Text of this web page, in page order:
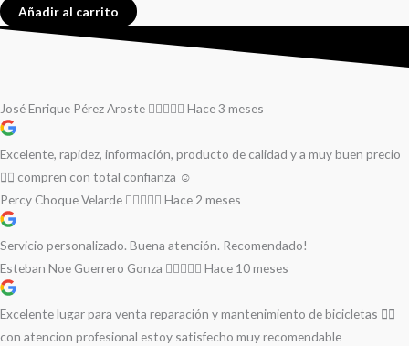
Añadir al carrito
José Enrique Pérez Aroste Hace 3 meses
Excelente, rapidez, información, producto de calidad y a muy buen precio
👌🏻 compren con total confianza ☺️
Percy Choque Velarde
Hace 2 meses
Servicio personalizado. Buena atención. Recomendado!
Esteban Noe Guerrero Gonza
Hace 10 meses
Excelente lugar para venta reparación y mantenimiento de bicicletas 🚵‍♀️
con atencion profesional estoy satisfecho muy recomendable